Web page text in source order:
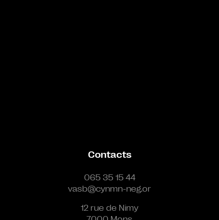
Contacts
065 35 15 44
vasb@cynmn-neg.or
12 rue de Nimy